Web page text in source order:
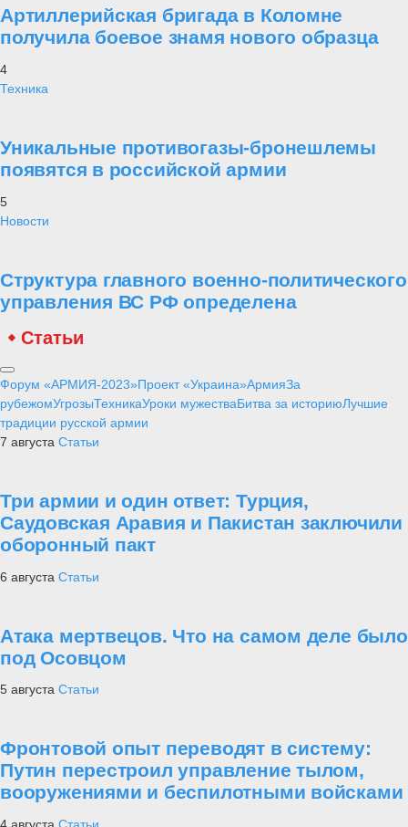
Артиллерийская бригада в Коломне
получила боевое знамя нового образца
4
Техника
Уникальные противогазы-бронешлемы
появятся в российской армии
5
Новости
Структура главного военно-политического
управления ВС РФ определена
Статьи
Форум «АРМИЯ-2023»Проект «Украина»АрмияЗа
рубежомУгрозыТехникаУроки мужестваБитва за историюЛучшие
традиции русской армии
7 августа Статьи
Три армии и один ответ: Турция,
Саудовская Аравия и Пакистан заключили
оборонный пакт
6 августа Статьи
Атака мертвецов. Что на самом деле было
под Осовцом
5 августа Статьи
Фронтовой опыт переводят в систему:
Путин перестроил управление тылом,
вооружениями и беспилотными войсками